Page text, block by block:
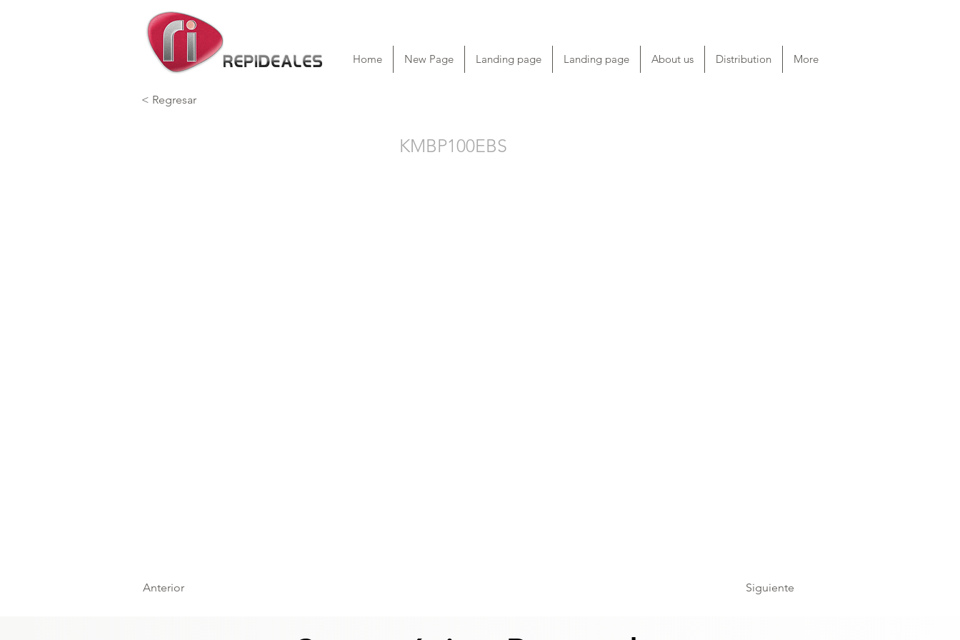
Home New Page Landing page Landing page About us Distribution More
< Regresar
KMBP100EBS
Anterior Siguiente